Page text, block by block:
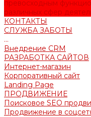
превосходным
различных сфер
КОНТАКТЫ
СЛУЖБА ЗАБОТЫ
...
Внедрение CRM
РАЗРАБОТКА САЙТОВ
Интернет-магазин
Корпоративный сайт
Landing Page
ПРОДВИЖЕНИЕ
Поисковое SEO
Продвижение в